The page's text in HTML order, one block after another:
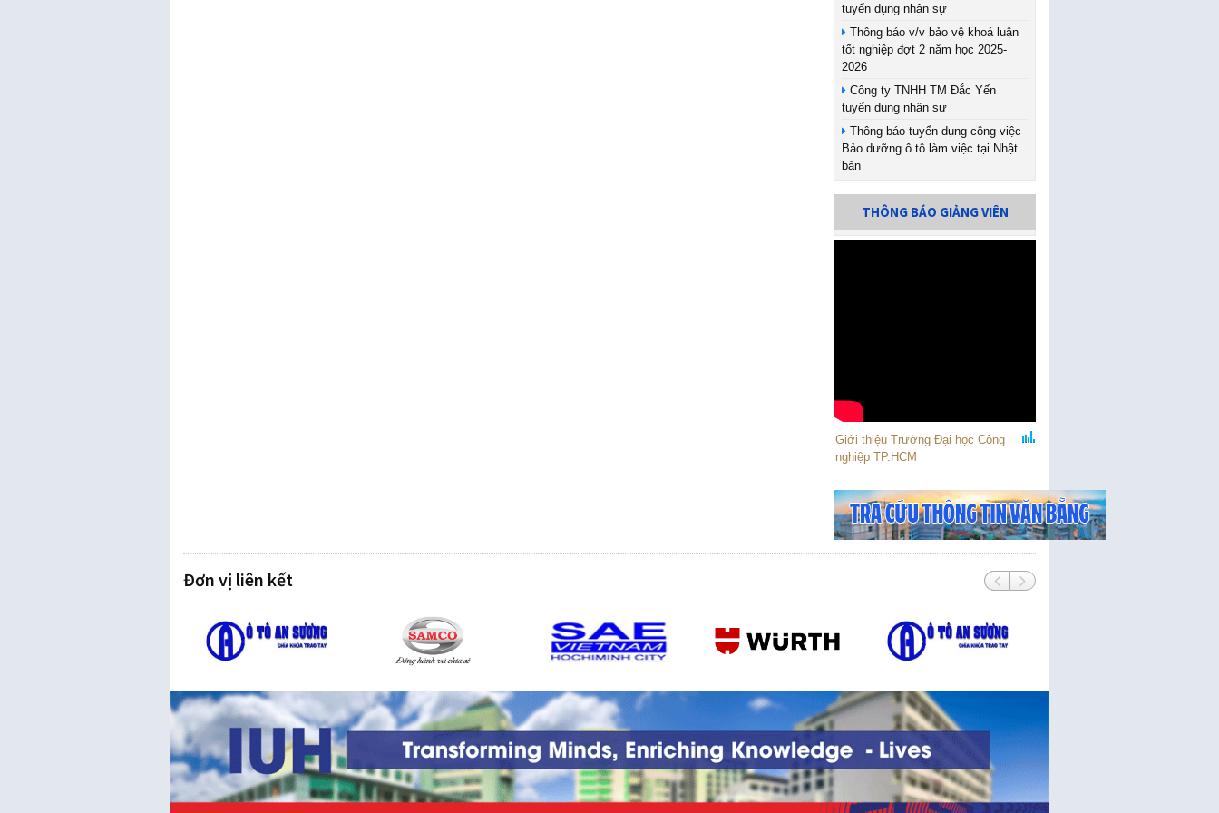
tuyển dụng nhân sự
Thông báo v/v bảo vệ khoá luận
tốt nghiệp đợt 2 năm học 2025-
2026
Công ty TNHH TM Đắc Yến
tuyển dụng nhân sự
Thông báo tuyển dụng công việc
Bảo dưỡng ô tô làm việc tại Nhật
bản
THÔNG BÁO GIẢNG VIÊN
Giới thiệu Trường Đại học Công
nghiệp TP.HCM
Đơn vị liên kết